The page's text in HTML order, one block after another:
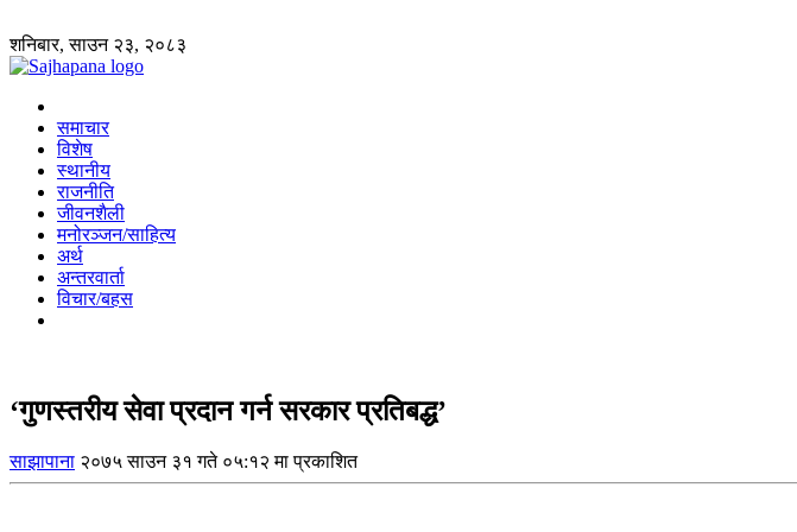
शनिबार, साउन २३, २०८३
समाचार
विशेष
स्थानीय
राजनीति
जीवनशैली
मनोरञ्जन/साहित्य
अर्थ
अन्तरवार्ता
विचार/बहस
‘गुणस्तरीय सेवा प्रदान गर्न सरकार प्रतिबद्ध’
साझापाना २०७५ साउन ३१ गते ०५:१२ मा प्रकाशित